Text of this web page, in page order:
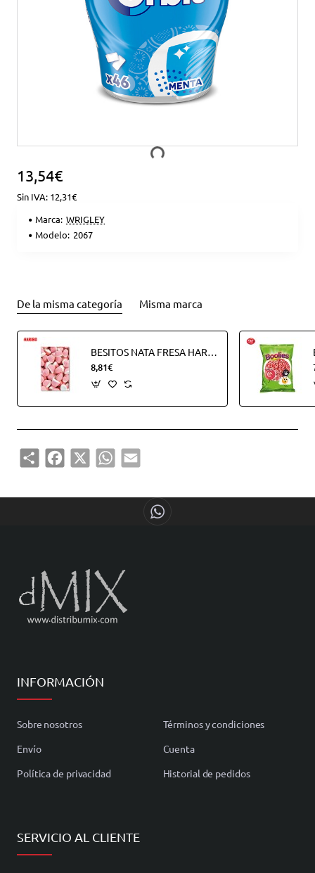
13,54€
Sin IVA: 12,31€
Marca: WRIGLEY
Modelo: 2067
De la misma categoría Misma marca
BESITOS NATA FRESA HARIBO B250U (250UDS)
8,81€
Share Facebook
X WhatsApp
Email
INFORMACIÓN
Sobre nosotros
Envío
Política de privacidad
Términos y condiciones
Cuenta
Historial de pedidos
SERVICIO AL CLIENTE